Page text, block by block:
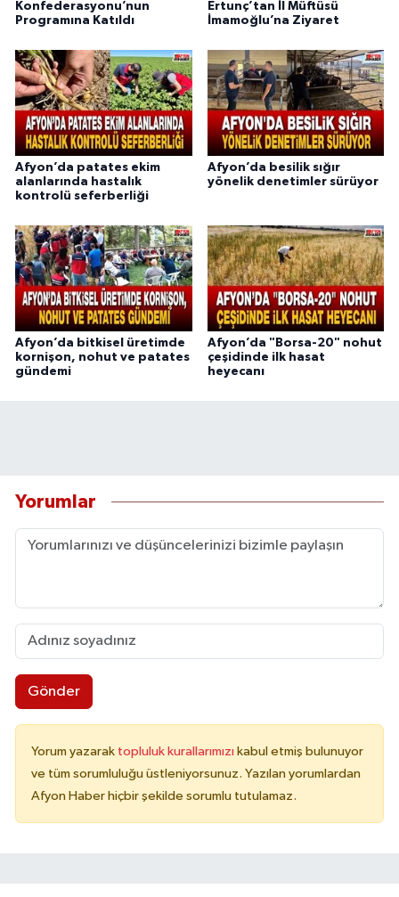
Konfederasyonu’nun
Programına Katıldı
Ertunç’tan İl Müftüsü
İmamoğlu’na Ziyaret
Afyon’da patates ekim
alanlarında hastalık
kontrolü seferberliği
Afyon’da besilik sığır
yönelik denetimler sürüyor
Afyon’da bitkisel üretimde
kornişon, nohut ve patates
gündemi
Afyon’da "Borsa-20" nohut
çeşidinde ilk hasat
heyecanı
Yorumlar
Gönder
Yorum yazarak topluluk kurallarımızı kabul etmiş bulunuyor
ve tüm sorumluluğu üstleniyorsunuz. Yazılan yorumlardan
Afyon Haber hiçbir şekilde sorumlu tutulamaz.